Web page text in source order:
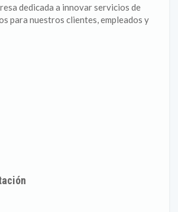
dedicada a innovar servicios de
para nuestros clientes, empleados y